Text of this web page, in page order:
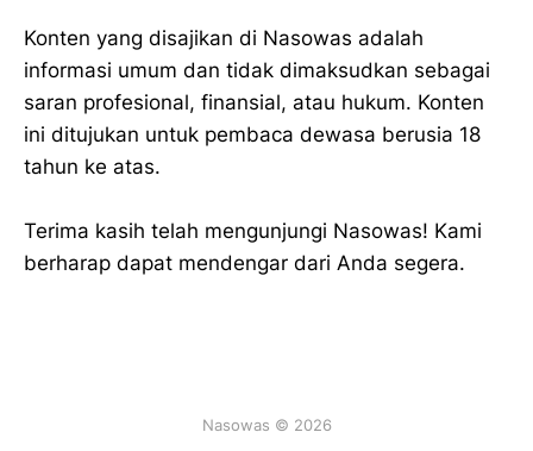
Konten yang disajikan di Nasowas adalah
informasi umum dan tidak dimaksudkan sebagai
saran profesional, finansial, atau hukum. Konten
ini ditujukan untuk pembaca dewasa berusia 18
tahun ke atas.
Terima kasih telah mengunjungi Nasowas! Kami
berharap dapat mendengar dari Anda segera.
Nasowas © 2026